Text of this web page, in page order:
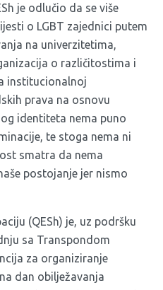
je odlučio da se više
o LGBT zajednici putem
na univerzitetima,
o različitostima i
institucionalnoj
prava na osnovu
identiteta nema puno
te stoga nema ni
smatra da nema
postojanje jer nismo
(QESh) je, uz podršku
sa Transpondom
za organiziranje
dan obilježavanja